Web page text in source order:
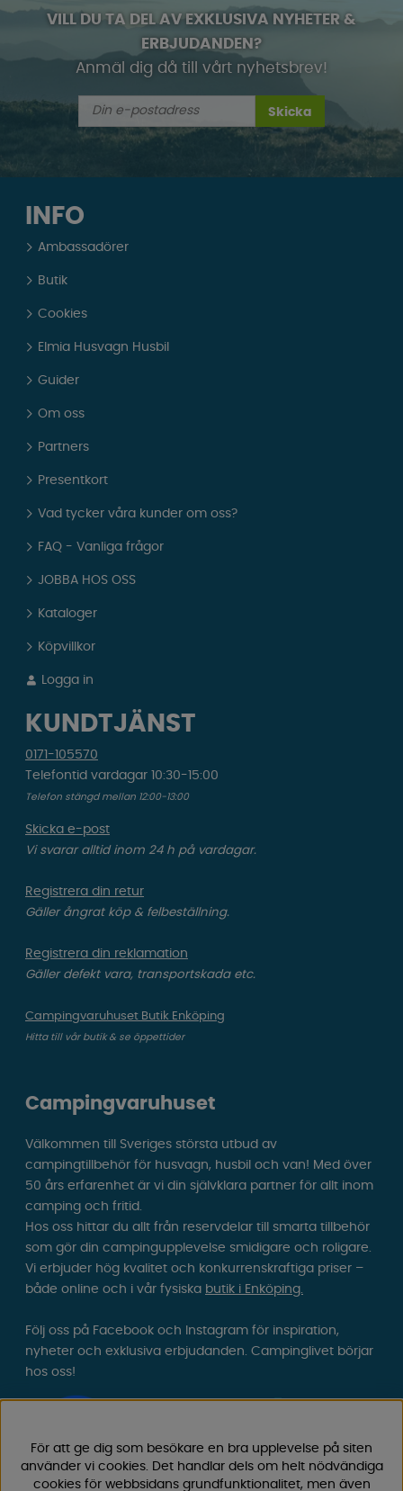
VILL DU TA DEL AV EXKLUSIVA NYHETER &
ERBJUDANDEN?
Anmäl dig då till vårt nyhetsbrev!
Skicka
INFO
Ambassadörer
Butik
Cookies
Elmia Husvagn Husbil
Guider
Om oss
Partners
Presentkort
Vad tycker våra kunder om oss?
FAQ - Vanliga frågor
JOBBA HOS OSS
Kataloger
Köpvillkor
Logga in
KUNDTJÄNST
0171-105570
Telefontid vardagar 10:30-15:00
Telefon stängd mellan 12:00-13:00
Skicka e-post
Vi svarar alltid inom 24 h på vardagar.
Registrera din retur
Gäller ångrat köp & felbeställning.
Registrera din reklamation
Gäller defekt vara, transportskada etc.
Campingvaruhuset Butik Enköping
Hitta till vår butik & se öppettider
Campingvaruhuset
Välkommen till Sveriges största utbud av
campingtillbehör för husvagn, husbil och van! Med över
50 års erfarenhet är vi din självklara partner för allt inom
camping och fritid.
Hos oss hittar du allt från reservdelar till smarta tillbehör
som gör din campingupplevelse smidigare och roligare.
Vi erbjuder hög kvalitet och konkurrenskraftiga priser –
både online och i vår fysiska butik i Enköping.
Följ oss på Facebook och Instagram för inspiration,
nyheter och exklusiva erbjudanden. Campinglivet börjar
hos oss!
För att ge dig som besökare en bra upplevelse på siten
använder vi cookies. Det handlar dels om helt nödvändiga
cookies för webbsidans grundfunktionalitet, men även